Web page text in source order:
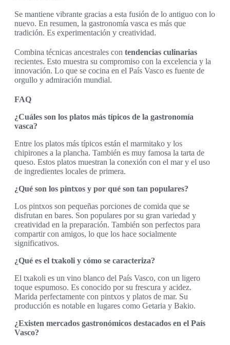
Se mantiene vibrante gracias a esta fusión de lo antiguo con lo
nuevo. En resumen, la gastronomía vasca es más que
tradición. Es experimentación y creatividad.
Combina técnicas ancestrales con tendencias culinarias
recientes. Esto muestra su compromiso con la excelencia y la
innovación. Lo que se cocina en el País Vasco es fuente de
orgullo y admiración mundial.
FAQ
¿Cuáles son los platos más típicos de la gastronomía
vasca?
Entre los platos más típicos están el marmitako y los
chipirones a la plancha. También es muy famosa la tarta de
queso. Estos platos muestran la conexión con el mar y el uso
de ingredientes locales de primera.
¿Qué son los pintxos y por qué son tan populares?
Los pintxos son pequeñas porciones de comida que se
disfrutan en bares. Son populares por su gran variedad y
creatividad en la preparación. También son perfectos para
compartir con amigos, lo que los hace socialmente
significativos.
¿Qué es el txakoli y cómo se caracteriza?
El txakoli es un vino blanco del País Vasco, con un ligero
toque espumoso. Es conocido por su frescura y acidez.
Marida perfectamente con pintxos y platos de mar. Su
producción es notable en lugares como Getaria y Bakio.
¿Existen mercados gastronómicos destacados en el País
Vasco?